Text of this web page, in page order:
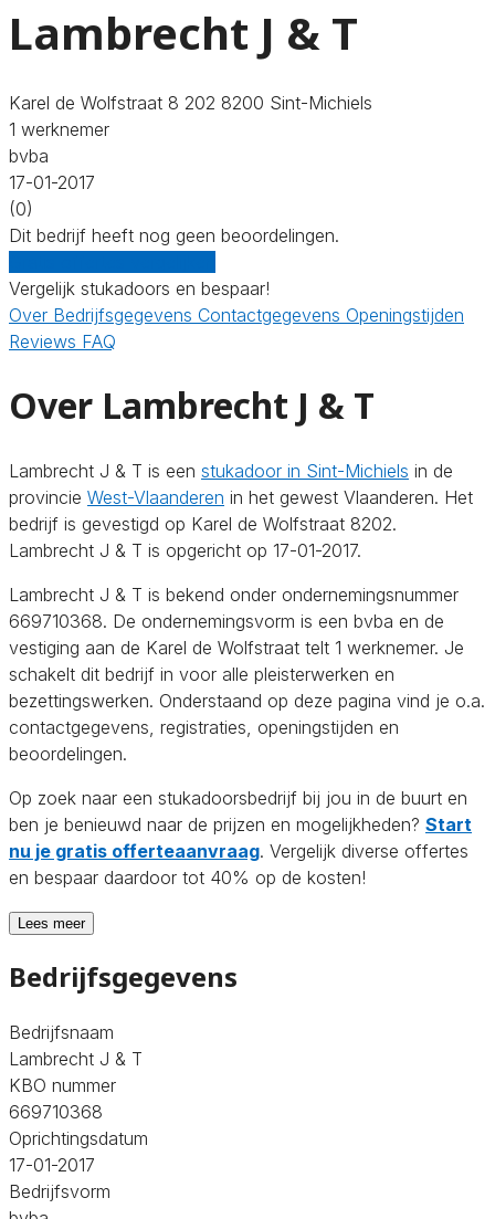
Lambrecht J & T
Karel de Wolfstraat 8 202 8200 Sint-Michiels
1 werknemer
bvba
17-01-2017
(0)
Dit bedrijf heeft nog geen beoordelingen.
Vergelijk stukadoors en bespaar!
Over Bedrijfsgegevens Contactgegevens Openingstijden
Reviews FAQ
Over Lambrecht J & T
Lambrecht J & T is een stukadoor in Sint-Michiels in de
provincie West-Vlaanderen in het gewest Vlaanderen. Het
bedrijf is gevestigd op Karel de Wolfstraat 8202.
Lambrecht J & T is opgericht op 17-01-2017.
Lambrecht J & T is bekend onder ondernemingsnummer
669710368. De ondernemingsvorm is een bvba en de
vestiging aan de Karel de Wolfstraat telt 1 werknemer. Je
schakelt dit bedrijf in voor alle pleisterwerken en
bezettingswerken. Onderstaand op deze pagina vind je o.a.
contactgegevens, registraties, openingstijden en
beoordelingen.
Op zoek naar een stukadoorsbedrijf bij jou in de buurt en
ben je benieuwd naar de prijzen en mogelijkheden? Start
nu je gratis offerteaanvraag. Vergelijk diverse offertes
en bespaar daardoor tot 40% op de kosten!
Lees meer
Bedrijfsgegevens
Bedrijfsnaam
Lambrecht J & T
KBO nummer
669710368
Oprichtingsdatum
17-01-2017
Bedrijfsvorm